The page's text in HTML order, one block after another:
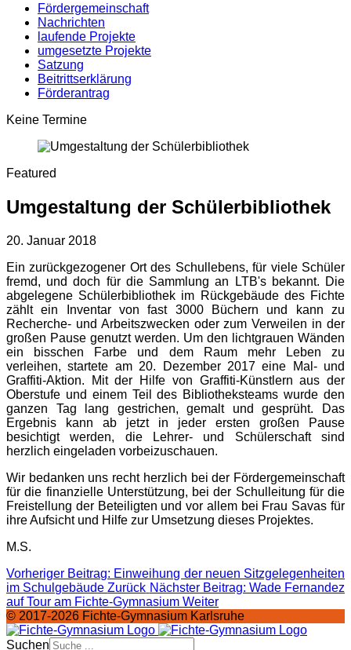
Fördergemeinschaft
Nachrichten
laufende Projekte
umgesetzte Projekte
Satzung
Beitrittserklärung
Förderantrag
Keine Termine
Featured
Umgestaltung der Schülerbibliothek
20. Januar 2018
Ein zurückgezogener Ort des Schullebens, für viele Schüler
fremd, und doch für die Sammlung an LTB's bekannt. Die
abgelegene Schülerbibliothek im Rückgebäude des Fichte
zählt ein Inventar von fast 3000 Büchern und kann zu
Recherche- und Arbeitszwecken oder zum Verweilen in der
großen Pause genutzt werden. Um den lichtgrauen Wänden
ein bisschen Farbe und dem Raum mehr Leben zu
verleihen, startete am 20. Dezember 2017 eine Mal- und
Graffiti-Aktion. Mit der Hilfe von Graffiti-Künstlern aus der
Oberstufe und einem Teil des Bibliotheksteams wurde den
ganzen Tag lang gestrichen, gemalt und gesprüht. Das
Ergebnis kann ab jetzt in jeder ersten großen Pause
besichtigt werden, die Lehrer- und Schülerschaft sind
herzlich eingeladen vorbeizuschauen.
Wir bedanken uns recht herzlich bei der Fördergemeinschaft
für die finanzielle Unterstützung, bei der Schulleitung für die
Freistellung der Beteiligten und vor allem bei Frau Savas für
ihre Aufsicht und Hilfe zur Umsetzung dieses Projektes.
M.S.
Vorheriger Beitrag: Einweihung der neuen Sitzgelegenheiten
im SchulgebäudeZurück Nächster Beitrag: Wade Fernandez
auf Tour am Fichte-Gymnasium Weiter
© 2017-2026 Fichte-Gymnasium Karlsruhe
Suchen